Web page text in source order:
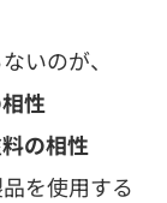
いのが、
性
の相性
を使用する